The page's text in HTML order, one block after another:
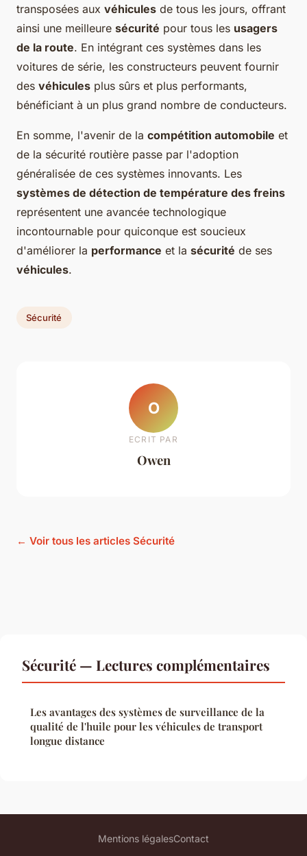
transposées aux véhicules de tous les jours, offrant
ainsi une meilleure sécurité pour tous les usagers
de la route. En intégrant ces systèmes dans les
voitures de série, les constructeurs peuvent fournir
des véhicules plus sûrs et plus performants,
bénéficiant à un plus grand nombre de conducteurs.
En somme, l'avenir de la compétition automobile et
de la sécurité routière passe par l'adoption
généralisée de ces systèmes innovants. Les
systèmes de détection de température des freins
représentent une avancée technologique
incontournable pour quiconque est soucieux
d'améliorer la performance et la sécurité de ses
véhicules.
Sécurité
O
ECRIT PAR
Owen
← Voir tous les articles Sécurité
Sécurité — Lectures complémentaires
Les avantages des systèmes de surveillance de la
qualité de l'huile pour les véhicules de transport
longue distance
Mentions légalesContact